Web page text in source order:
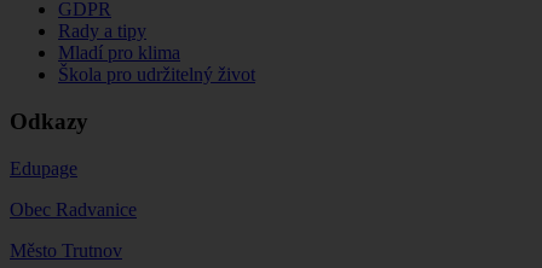
GDPR
Rady a tipy
Mladí pro klima
Škola pro udržitelný život
Odkazy
Edupage
Obec Radvanice
Město Trutnov